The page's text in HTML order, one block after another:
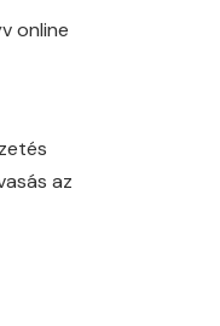
online
az